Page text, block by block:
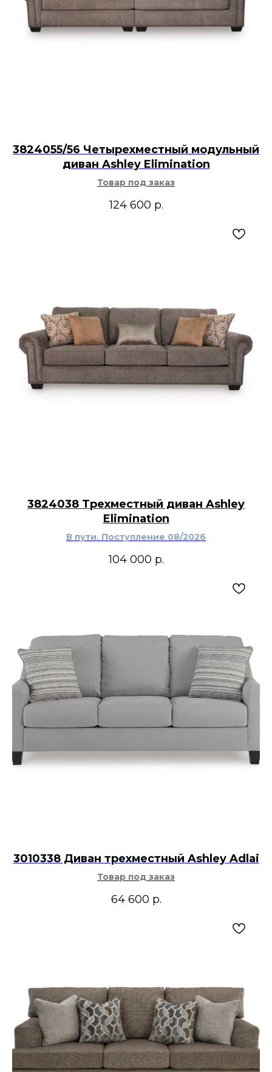
3824055/56 Четырехместный модульный
диван Ashley Elimination
Товар под заказ
124 600 р.
3824038 Трехместный диван Ashley
Elimination
В пути. Поступление 08/2026
104 000 р.
3010338 Диван трехместный Ashley Adlai
Товар под заказ
64 600 р.